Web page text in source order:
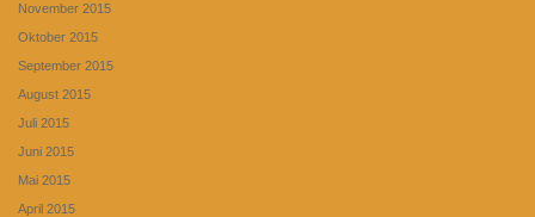
November 2015
Oktober 2015
September 2015
August 2015
Juli 2015
Juni 2015
Mai 2015
April 2015